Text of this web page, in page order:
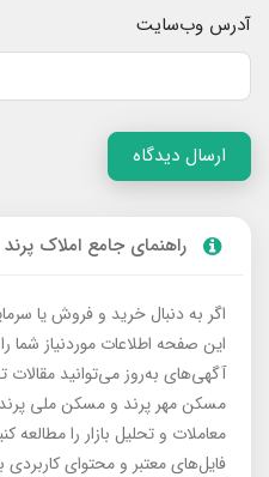
آدرس وب‌سایت
ارسال دیدگاه
راهنمای جامع املاک پرند
اگر به دنبال خرید و فروش یا
این صفحه اطلاعات موردنیاز شما
آگهی‌های به‌روز می‌توانید
مسکن مهر پرند و مسکن ملی
معاملات و تحلیل بازار را
فایل‌های معتبر و محتوای کاربردی